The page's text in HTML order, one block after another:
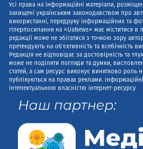
Усі права на інформаційні матеріали,
захищені українським законодавством про
використанні, передруку інформаційних та
гіперпосилання на «UaNews» має міститися в
редакції може не збігатися з точкою зору
претендують на об'єктивність та всебічність
Редакція не відповідає за достовірність та
може не поділяти погляди та думки,
статей, а сам ресурс виконує винятково роль
публікуються на правах реклами.
інтелектуальною власністю інтернет-ресурсу